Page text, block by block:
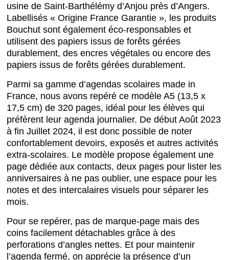
usine de Saint-Barthélémy d’Anjou près d’Angers.
Labellisés « Origine France Garantie », les produits
Bouchut sont également éco-responsables et
utilisent des papiers issus de forêts gérées
durablement, des encres végétales ou encore des
papiers issus de forêts gérées durablement.
Parmi sa gamme d’agendas scolaires made in
France, nous avons repéré ce modèle A5 (13,5 x
17,5 cm) de 320 pages, idéal pour les élèves qui
préfèrent leur agenda journalier. De début Août 2023
à fin Juillet 2024, il est donc possible de noter
confortablement devoirs, exposés et autres activités
extra-scolaires. Le modèle propose également une
page dédiée aux contacts, deux pages pour lister les
anniversaires à ne pas oublier, une espace pour les
notes et des intercalaires visuels pour séparer les
mois.
Pour se repérer, pas de marque-page mais des
coins facilement détachables grâce à des
perforations d’angles nettes. Et pour maintenir
l’agenda fermé, on apprécie la présence d’un